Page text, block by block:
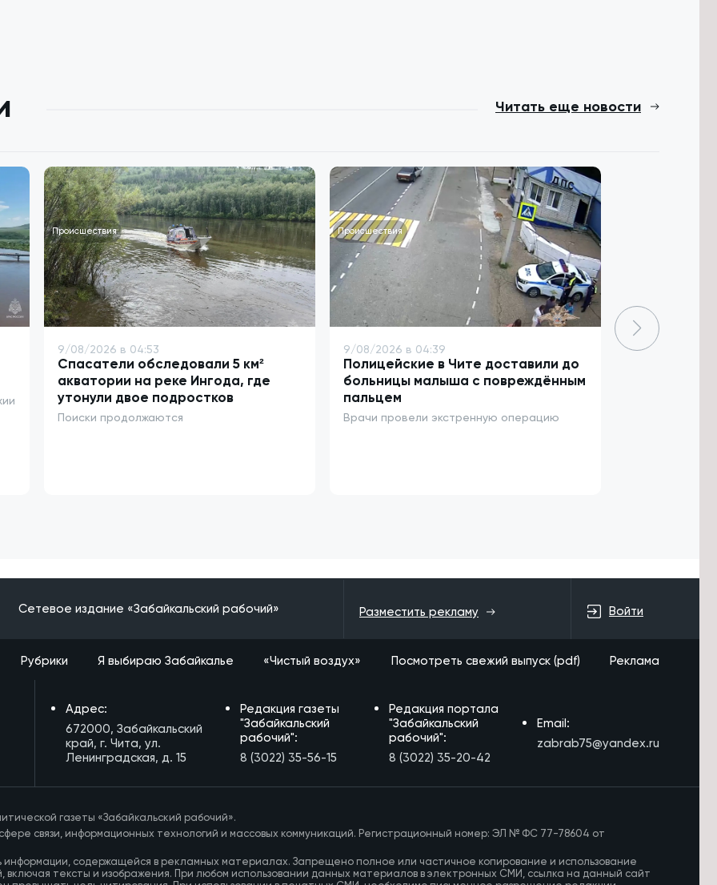
Читать еще новости
Происшествия
9/08/2026 в 04:53
Спасатели обследовали 5 км²
акватории на реке Ингода, где
утонули двое подростков
Поиски продолжаются
Происшествия
9/08/2026 в 04:39
Полицейские в Чите доставили до
больницы малыша с повреждённым
пальцем
Врачи провели экстренную операцию
9/08/2026 в
Сетевое издание «Забайкальский рабочий» Разместить рекламу Войти
Рубрики Я выбираю Забайкалье «Чистый воздух» Посмотреть свежий выпуск (pdf) Реклама
Адрес:
672000, Забайкальский
край, г. Чита, ул.
Ленинградская, д. 15
Редакция газеты
"Забайкальский
рабочий":
8 (3022) 35-56-15
Редакция портала
"Забайкальский
рабочий":
8 (3022) 35-20-42
Email:
zabrab75@yandex.ru
газеты «Забайкальский рабочий».
связи, информационных технологий и массовых коммуникаций. Регистрационный номер: ЭЛ № ФС 77-78604 от
информации, содержащейся в рекламных материалах. Запрещено полное или частичное копирование и использование
тексты и изображения. При любом использовании данных материалов в электронных СМИ, ссылка на данный сайт